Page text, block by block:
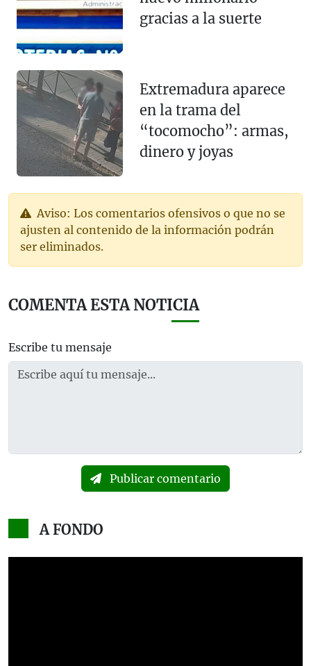
gracias a la suerte
Extremadura aparece
en la trama del
“tocomocho”: armas,
dinero y joyas
Aviso: Los comentarios ofensivos o que no se
ajusten al contenido de la información podrán
ser eliminados.
COMENTA ESTA NOTICIA
Escribe tu mensaje
Publicar comentario
A FONDO